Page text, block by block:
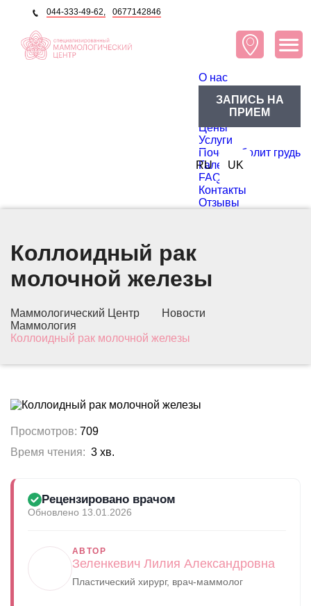
044-333-49-62, 0677142846
O нас
Блог
Доктора
Цены
Услуги
Почему болит грудь
Галерея
FAQ
Контакты
Отзывы
RU UK
ЗАПИСЬ НА
ПРИЕМ
Коллоидный рак
молочной железы
Маммологический Центр
Новости
Маммология
Коллоидный рак молочной железы
Просмотров: 709
Время чтения: 3 хв.
Рецензировано врачом
Обновлено 13.01.2026
АВТОР
Зеленкевич Лилия Александровна
Пластический хирург, врач-маммолог